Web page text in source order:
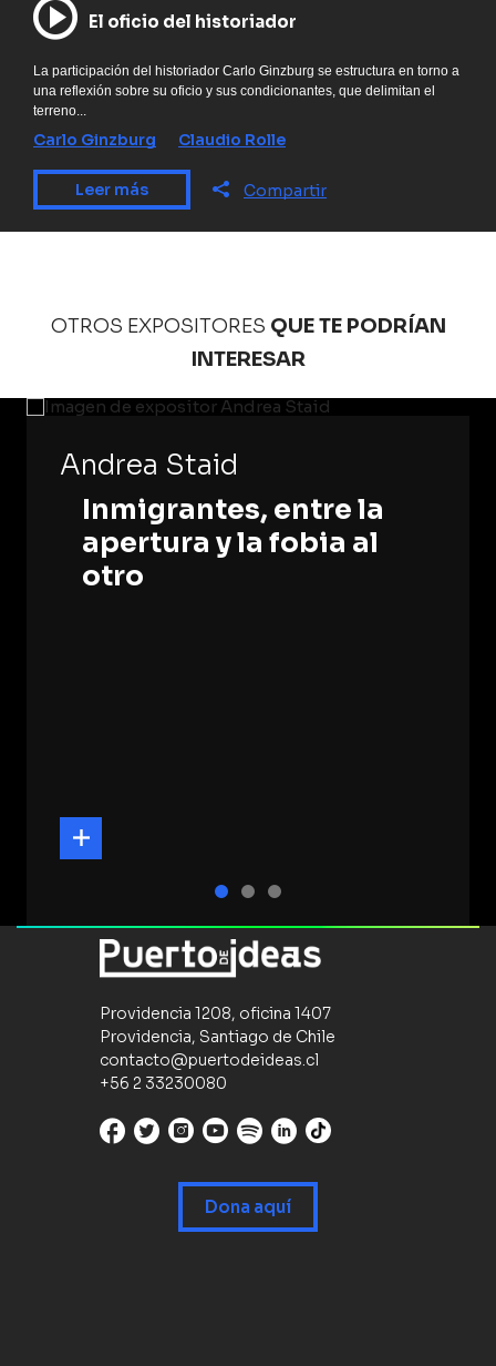
El oficio del historiador
La participación del historiador Carlo Ginzburg se estructura en torno a
una reflexión sobre su oficio y sus condicionantes, que delimitan el
terreno...
Carlo Ginzburg Claudio Rolle
Leer más Compartir
OTROS EXPOSITORES QUE TE PODRÍAN
INTERESAR
Andrea Staid
Inmigrantes, entre la
apertura y la fobia al
otro
Providencia 1208, oficina 1407
Providencia, Santiago de Chile
contacto@puertodeideas.cl
+56 2 33230080
Dona aquí